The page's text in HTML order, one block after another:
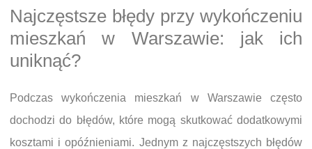
Najczęstsze błędy przy wykończeniu
mieszkań w Warszawie: jak ich
uniknąć?
Podczas wykończenia mieszkań w Warszawie często
dochodzi do błędów, które mogą skutkować dodatkowymi
kosztami i opóźnieniami. Jednym z najczęstszych błędów